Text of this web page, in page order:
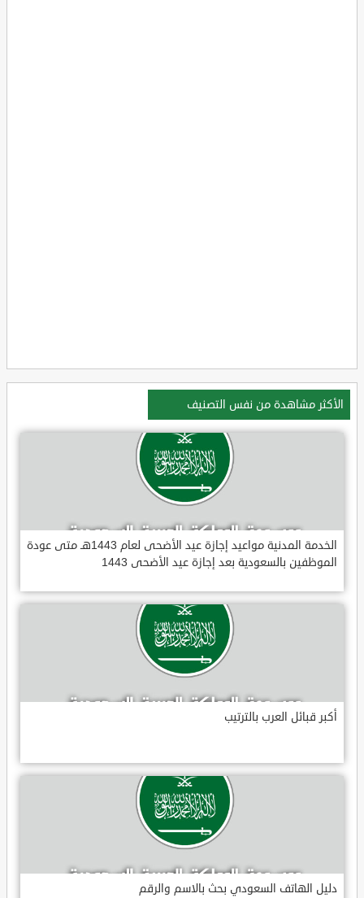
الأكثر مشاهدة من نفس التصنيف
الخدمة المدنية مواعيد إجازة عيد الأضحى لعام 1443هـ متى عودة
الموظفين بالسعودية بعد إجازة عيد الأضحى 1443
أكبر قبائل العرب بالترتيب
دليل الهاتف السعودي بحث بالاسم والرقم